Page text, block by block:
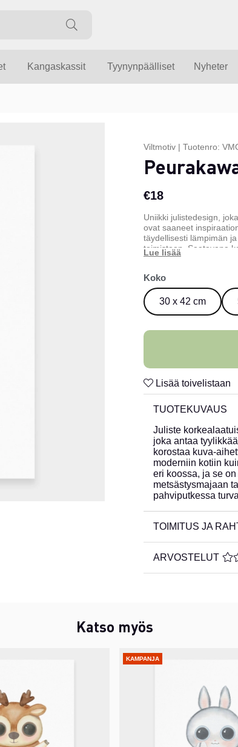
Kangaskassit Tyynynpäälliset Nyheter
Viltmotiv | Tuotenro:
€18
Uniikki julistedesign,
ovat saaneet
täydellisesti lämpimän
toimistoon. Saatavana
Koko
30 x 42 cm
Lisää toivelistaan
TUOTEKUVAUS
Juliste
joka antaa
korostaa kuva-
moderniin kotiin
eri koossa, ja se
metsästysmajaan
pahviputkessa
TOIMITUS JA
ARVOSTELUT
Katso myös
KAMPANJA